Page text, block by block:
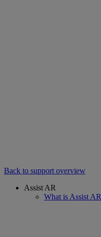
Back to support overview
Assist AR
What is Assist AR